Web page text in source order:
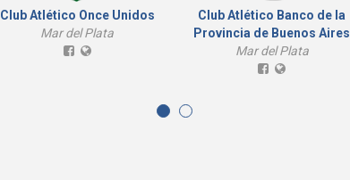
Club Atlético Once Unidos
Mar del Plata
Club Atlético Banco de la
Provincia de Buenos Aires
Mar del Plata